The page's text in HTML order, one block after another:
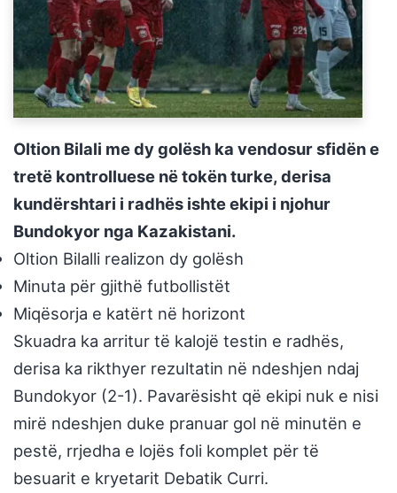
Oltion Bilali me dy golësh ka vendosur sfidën e
tretë kontrolluese në tokën turke, derisa
kundërshtari i radhës ishte ekipi i njohur
Bundokyor nga Kazakistani.
Oltion Bilalli realizon dy golësh
Minuta për gjithë futbollistët
Miqësorja e katërt në horizont
Skuadra ka arritur të kalojë testin e radhës,
derisa ka rikthyer rezultatin në ndeshjen ndaj
Bundokyor (2-1). Pavarësisht që ekipi nuk e nisi
mirë ndeshjen duke pranuar gol në minutën e
pestë, rrjedha e lojës foli komplet për të
besuarit e kryetarit Debatik Curri.